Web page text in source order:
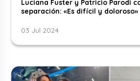
Luciana Fuster y Patricio Parodi
separación: «Es difícil y doloroso»
03 Jul 2024